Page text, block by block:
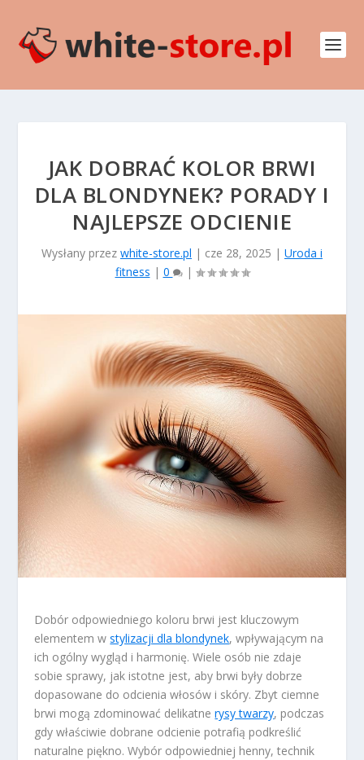
JAK DOBRAĆ KOLOR BRWI
DLA BLONDYNEK? PORADY I
NAJLEPSZE ODCIENIE
Wysłany przez white-store.pl | cze 28, 2025 | Uroda i
fitness | 0 |
Dobór odpowiedniego koloru brwi jest kluczowym
elementem wstylizacji dla blondynek, wpływającym na
ich ogólny wygląd i harmonię. Wiele osób nie zdaje
sobie sprawy, jak istotne jest, aby brwi były dobrze
dopasowane do odcienia włosów i skóry. Zbyt ciemne
brwi mogą zdominować delikatnerysy twarzy, podczas
gdy właściwie dobrane odcienie potrafią podkreślić
naturalne piękno. Wybór odpowiedniej henny, technik